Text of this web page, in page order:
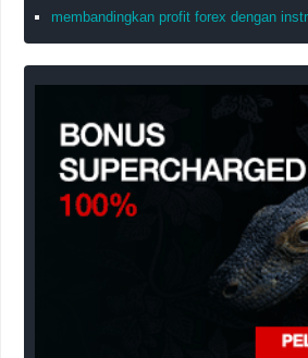
membandingkan profit forex dengan